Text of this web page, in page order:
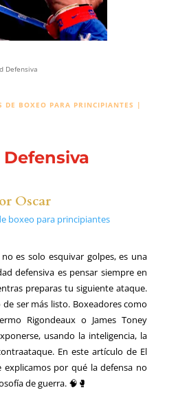
Defensiva
DE BOXEO PARA PRINCIPIANTES |
Oscar
boxeo para principiantes
es solo esquivar golpes, es una
defensiva es pensar siempre en
preparas tu siguiente ataque.
ser más listo. Boxeadores como
Rigondeaux o James Toney
usando la inteligencia, la
En este artículo de El
explicamos por qué la defensa no
de guerra. 🧠🥊